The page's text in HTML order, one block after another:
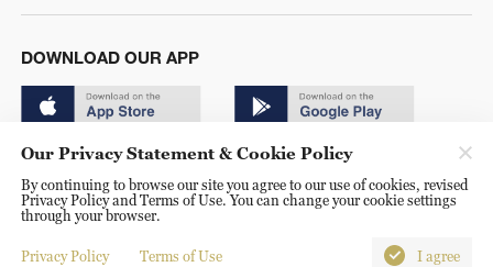
DOWNLOAD OUR APP
© China Radio International.CRI. All Rights Reserved. 16A
Shijingshan Road, Beijing, China. 100040
Our Privacy Statement & Cookie Policy
By continuing to browse our site you agree to our use of cookies, revised
Privacy Policy and Terms of Use. You can change your cookie settings
through your browser.
Privacy Policy Terms of Use I agree